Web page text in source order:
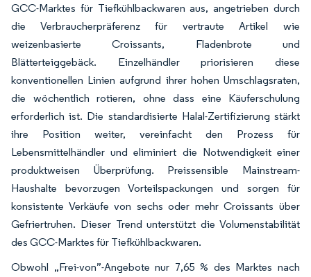
GCC-Marktes für Tiefkühlbackwaren aus, angetrieben durch
die Verbraucherpräferenz für vertraute Artikel wie
weizenbasierte Croissants, Fladenbrote und
Blätterteiggebäck. Einzelhändler priorisieren diese
konventionellen Linien aufgrund ihrer hohen Umschlagsraten,
die wöchentlich rotieren, ohne dass eine Käuferschulung
erforderlich ist. Die standardisierte Halal-Zertifizierung stärkt
ihre Position weiter, vereinfacht den Prozess für
Lebensmittelhändler und eliminiert die Notwendigkeit einer
produktweisen Überprüfung. Preissensible Mainstream-
Haushalte bevorzugen Vorteilspackungen und sorgen für
konsistente Verkäufe von sechs oder mehr Croissants über
Gefriertruhen. Dieser Trend unterstützt die Volumenstabilität
des GCC-Marktes für Tiefkühlbackwaren.
Obwohl „Frei-von”-Angebote nur 7,65 % des Marktes nach